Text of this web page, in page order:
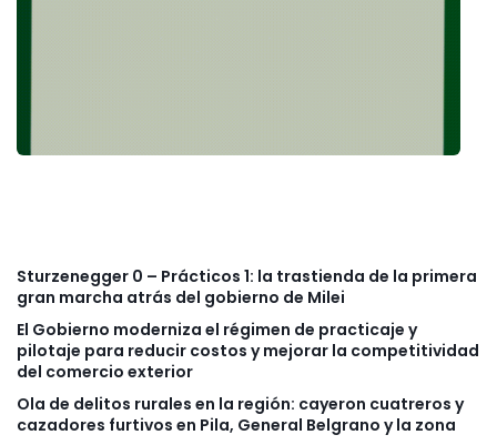
Sturzenegger 0 – Prácticos 1: la trastienda de la primera
gran marcha atrás del gobierno de Milei
El Gobierno moderniza el régimen de practicaje y
pilotaje para reducir costos y mejorar la competitividad
del comercio exterior
Ola de delitos rurales en la región: cayeron cuatreros y
cazadores furtivos en Pila, General Belgrano y la zona